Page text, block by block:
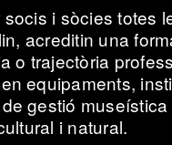
i sòcies totes
acreditin una
o trajectòria
equipaments,
gestió museística
i natural.